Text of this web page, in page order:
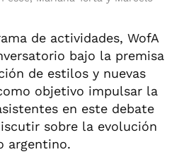
de actividades, WofA
bajo la premisa
de estilos y nuevas
objetivo impulsar la
en este debate
sobre la evolución
argentino.